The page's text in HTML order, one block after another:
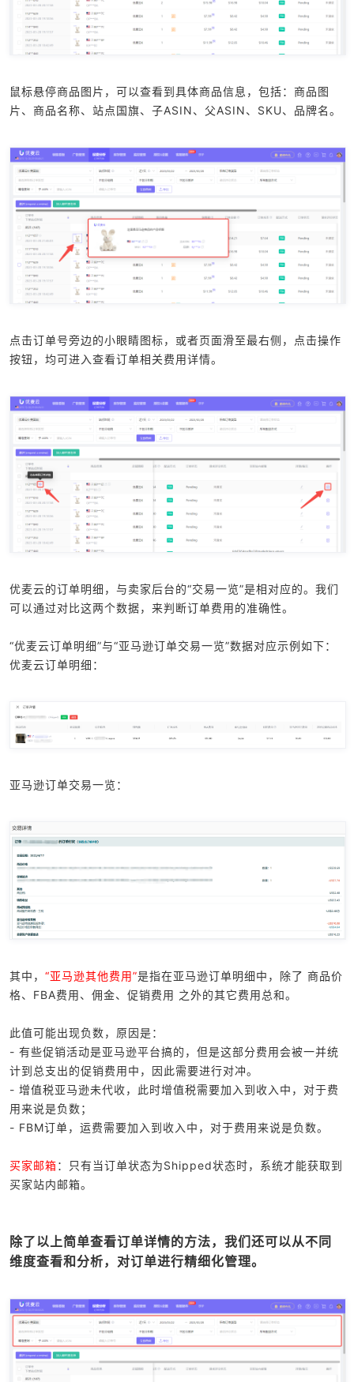
鼠标悬停商品图片，可以查看到具体商品信息，包括：商品图
片、商品名称、站点国旗、子ASIN、父ASIN、SKU、品牌名。
点击订单号旁边的小眼睛图标，或者页面滑至最右侧，点击操作
按钮，均可进入查看订单相关费用详情。
优麦云的订单明细，与卖家后台的“交易一览”是相对应的。我们
可以通过对比这两个数据，来判断订单费用的准确性。
“优麦云订单明细”与“亚马逊订单交易一览”数据对应示例如下：
优麦云订单明细：
亚马逊订单交易一览：
其中， “亚马逊其他费用”是指在亚马逊订单明细中，除了 商品价
格、FBA费用、佣金、促销费用 之外的其它费用总和。
此值可能出现负数，原因是：
- 有些促销活动是亚马逊平台搞的，但是这部分费用会被一并统
计到总支出的促销费用中，因此需要进行对冲。
- 增值税亚马逊未代收，此时增值税需要加入到收入中，对于费
用来说是负数；
- FBM订单，运费需要加入到收入中，对于费用来说是负数。
买家邮箱：只有当订单状态为Shipped状态时，系统才能获取到
买家站内邮箱。
除了以上简单查看订单详情的方法，我们还可以从不同
维度查看和分析，对订单进行精细化管理。